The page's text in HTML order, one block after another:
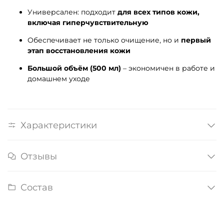
Универсален: подходит для всех типов кожи,
включая гиперчувствительную
Обеспечивает не только очищение, но и первый
этап восстановления кожи
Большой объём (500 мл) – экономичен в работе и
домашнем уходе
Характеристики
Отзывы
Состав